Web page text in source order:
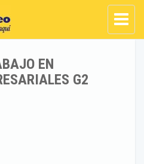
EN
G2